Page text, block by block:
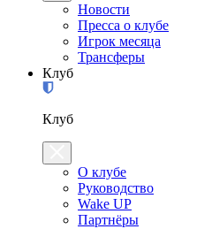
Новости
Пресса о клубе
Игрок месяца
Трансферы
Клуб
Клуб
О клубе
Руководство
Wake UP
Партнёры